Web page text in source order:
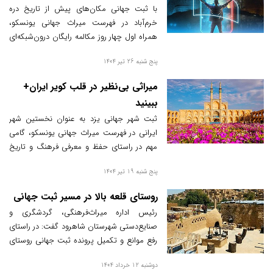
با ثبت جهانی مکان‌های پیش از تاریخ دره
خرم‌آباد در فهرست میراث جهانی یونسکو،
همراه اول چهار روز مکالمه رایگان درون‌شبکه‌ای
پنج شنبه 26 تیر 1404
میراثی بی‌نظیر در قلب کویر ایران+
ببینید
ثبت شهر جهانی یزد به عنوان نخستین شهر
ایرانی در فهرست میراث جهانی یونسکو، گامی
مهم در راستای حفظ و معرفی فرهنگ و تاریخ
پنج شنبه 19 تیر 1404
روستای قلعه بالا در مسیر ثبت جهانی
رئیس اداره میراث‌فرهنگی، گردشگری و
صنایع‌دستی شهرستان شاهرود گفت: در راستای
رفع موانع و تکمیل پرونده ثبت جهانی روستای
میراث‌فرهنگی و بنیاد مسکن بازدید میدانی به
دوشنبه 12 خرداد 1404